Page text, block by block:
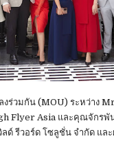
ร่วมกัน (MOU) ระหว่าง
Flyer Asia และคุณจักรพั
ลด์ รีวอร์ด โซลูชั่น จำกัด แล